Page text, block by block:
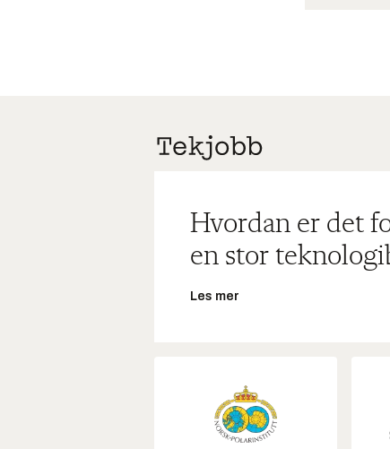
Hvordan er det
en stor
Les mer